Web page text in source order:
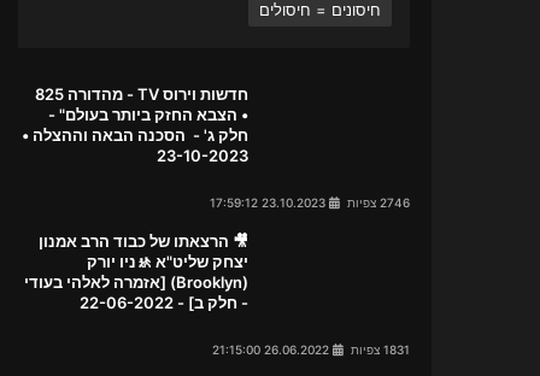
חיסונים = חיסולים
חדשות וירוס TV - מהדורה 825
• הצבא החזק ביותר בעולם" -
חלק ג' - הסכנה הבאה וההצלה •
23-10-2023
2746 צפיות
🎥 הרצאתו של כבוד הרב אמנון
יצחק שליט"א 🚸ניו יורק
(Brooklyn) [אזמרה לאלהי בעודי
- חלק ב] - 22-06-2022
1831 צפיות